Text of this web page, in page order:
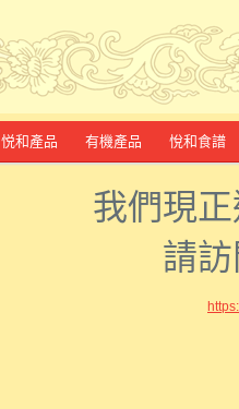
悦和產品 有機產品 悅和食譜
我們現
請